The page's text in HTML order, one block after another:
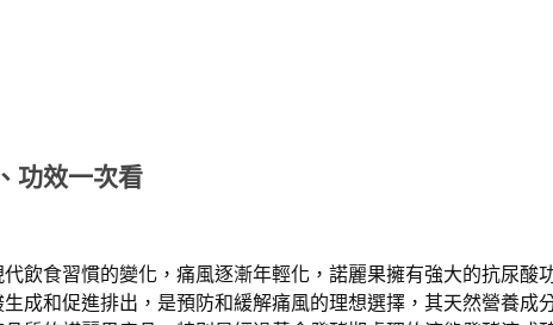
功效一次看
飲食習慣的變化，痛風逐漸年輕化，諾麗果擁有強大的抗尿酸
成和促進排出，是預防和緩解痛風的理想選擇，其天然營養成